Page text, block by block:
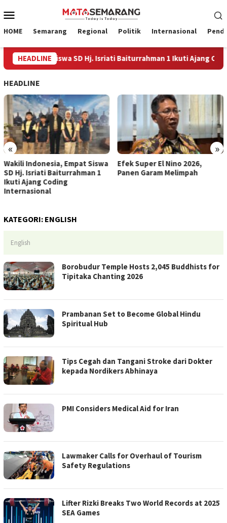
ke
Mobile
HOME Semarang Regional Politik Internasional
HEADLINE
Siswa SD Hj. Isriati Baiturrahman 1 Ikuti Ajang Coding
HEADLINE
« »
Efek Super El Nino 2026,
Panen Garam Melimpah
Dorong Ekosistem Pariwisata
2027, Pemkot Semarang
KATEGORI: ENGLISH
English
Borobudur Temple Hosts 2,045 Buddhists for
Tipitaka Chanting 2026
Prambanan Set to Become Global Hindu
Spiritual Hub
Tips Cegah dan Tangani Stroke dari Dokter
kepada Nordikers Abhinaya
PMI Considers Medical Aid for Iran
Lawmaker Calls for Overhaul of Tourism
Safety Regulations
Lifter Rizki Breaks Two World Records at 2025
SEA Games